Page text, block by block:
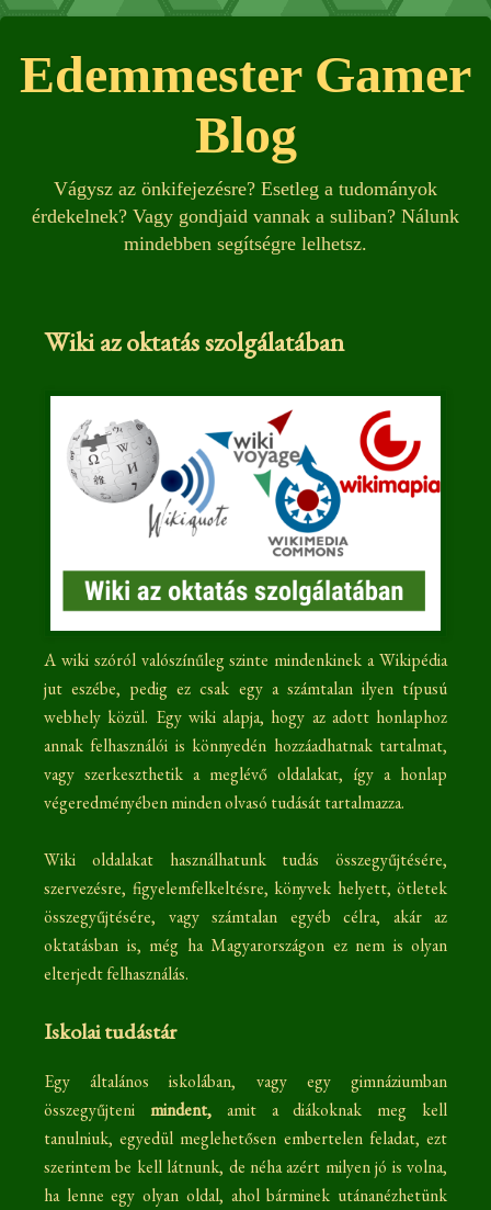
Edemmester Gamer
Blog
Vágysz az önkifejezésre? Esetleg a tudományok
érdekelnek? Vagy gondjaid vannak a suliban? Nálunk
mindebben segítségre lelhetsz.
Wiki az oktatás szolgálatában
A wiki szóról valószínűleg szinte mindenkinek a Wikipédia
jut eszébe, pedig ez csak egy a számtalan ilyen típusú
webhely közül. Egy wiki alapja, hogy az adott honlaphoz
annak felhasználói is könnyedén hozzáadhatnak tartalmat,
vagy szerkeszthetik a meglévő oldalakat, így a honlap
végeredményében minden olvasó tudását tartalmazza.
Wiki oldalakat használhatunk tudás összegyűjtésére,
szervezésre, figyelemfelkeltésre, könyvek helyett, ötletek
összegyűjtésére, vagy számtalan egyéb célra, akár az
oktatásban is, még ha Magyarországon ez nem is olyan
elterjedt felhasználás.
Iskolai tudástár
Egy általános iskolában, vagy egy gimnáziumban
összegyűjteni mindent, amit a diákoknak meg kell
tanulniuk, egyedül meglehetősen embertelen feladat, ezt
szerintem be kell látnunk, de néha azért milyen jó is volna,
ha lenne egy olyan oldal, ahol bárminek utánanézhetünk